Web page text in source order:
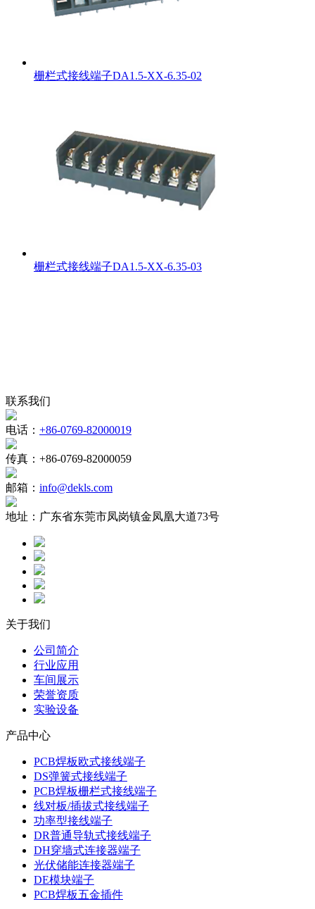
栅栏式接线端子DA1.5-XX-6.35-02
栅栏式接线端子DA1.5-XX-6.35-03
联系我们
电话： +86-0769-82000019
传真： +86-0769-82000059
邮箱： info@dekls.com
地址： 广东省东莞市凤岗镇金凤凰大道73号
关于我们
公司简介
行业应用
车间展示
荣誉资质
实验设备
产品中心
PCB焊板欧式接线端子
DS弹簧式接线端子
PCB焊板栅栏式接线端子
线对板/插拔式接线端子
功率型接线端子
DR普通导轨式接线端子
DH穿墙式连接器端子
光伏储能连接器端子
DE模块端子
PCB焊板五金插件